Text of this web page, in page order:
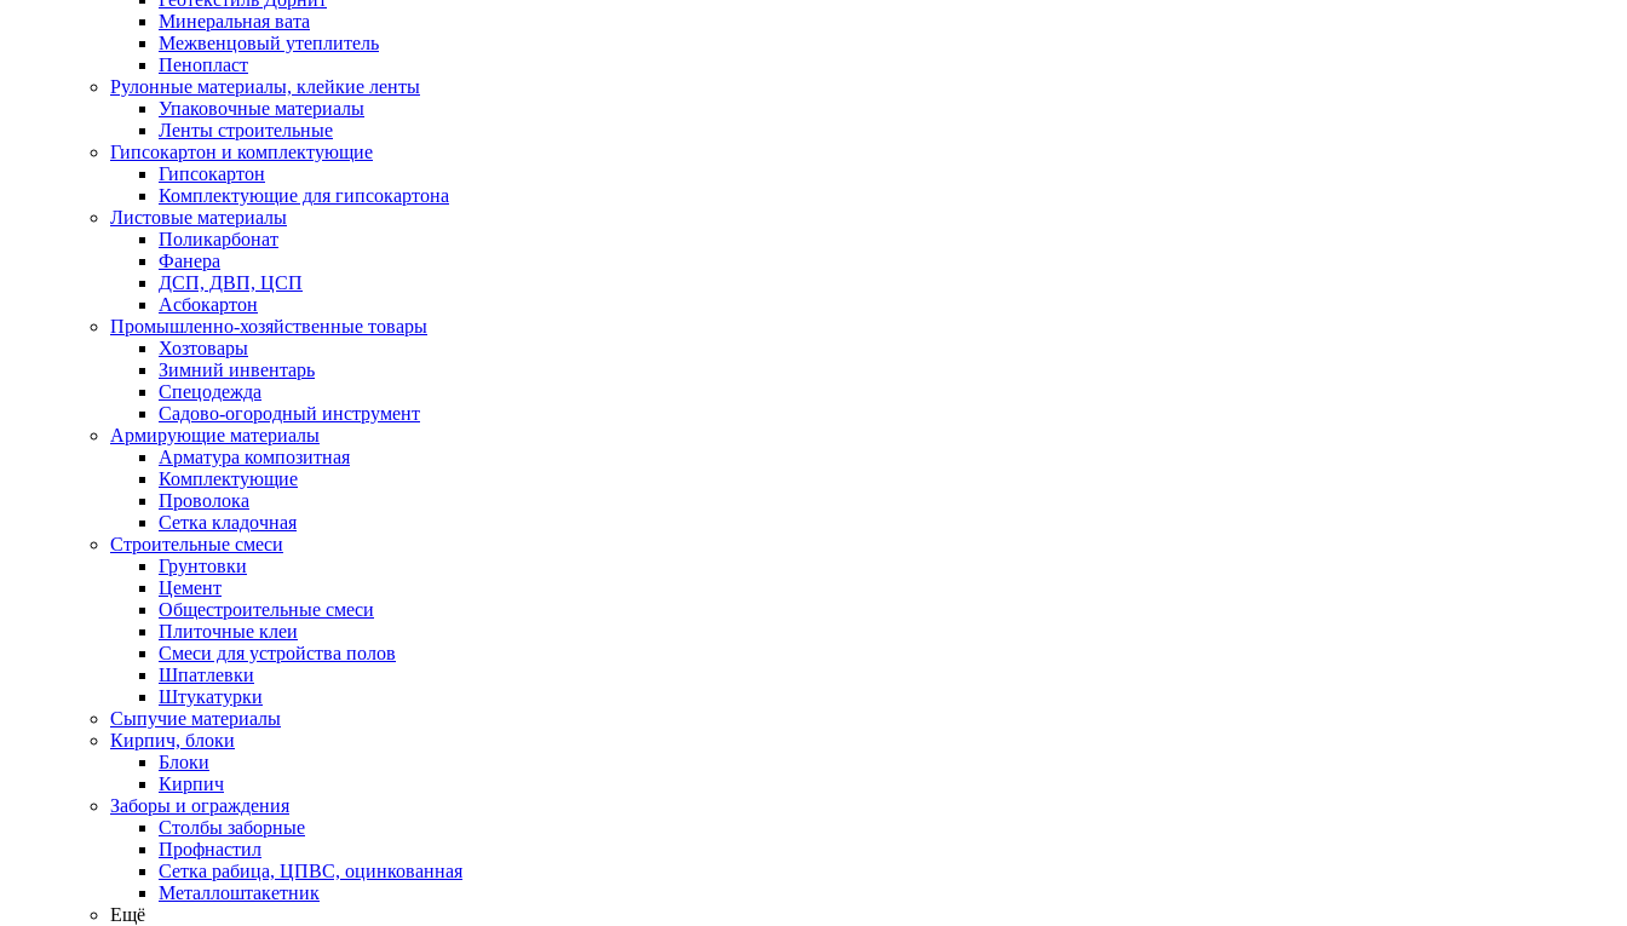
Минеральная вата
Межвенцовый утеплитель
Пенопласт
Рулонные материалы, клейкие ленты
Упаковочные материалы
Ленты строительные
Гипсокартон и комплектующие
Гипсокартон
Комплектующие для гипсокартона
Листовые материалы
Поликарбонат
Фанера
ДСП, ДВП, ЦСП
Асбокартон
Промышленно-хозяйственные товары
Хозтовары
Зимний инвентарь
Спецодежда
Садово-огородный инструмент
Армирующие материалы
Арматура композитная
Комплектующие
Проволока
Сетка кладочная
Строительные смеси
Грунтовки
Цемент
Общестроительные смеси
Плиточные клеи
Смеси для устройства полов
Шпатлевки
Штукатурки
Сыпучие материалы
Кирпич, блоки
Блоки
Кирпич
Заборы и ограждения
Столбы заборные
Профнастил
Сетка рабица, ЦПВС, оцинкованная
Металлоштакетник
Ещё